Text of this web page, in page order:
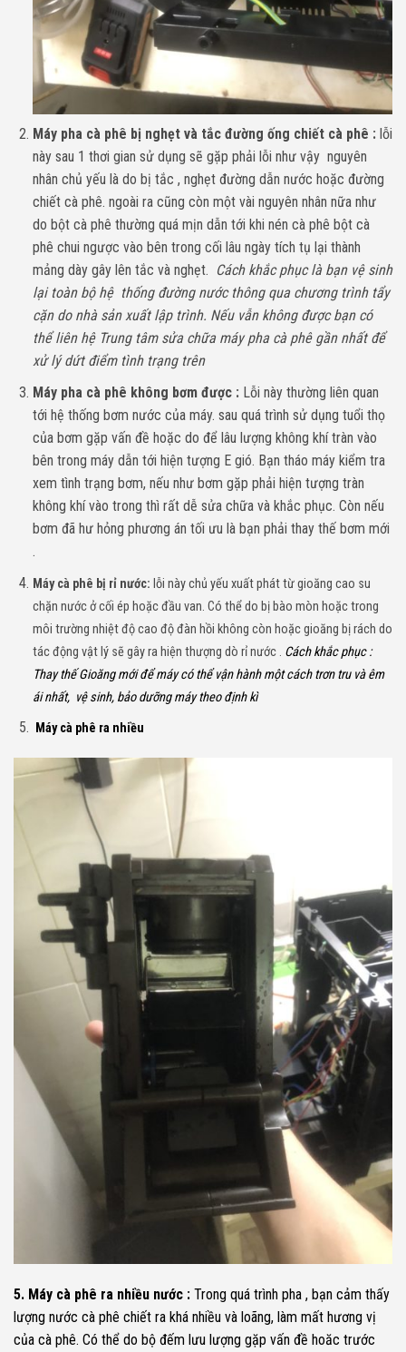
Máy pha cà phê bị nghẹt và tắc đường ống chiết cà phê : lỗi
này sau 1 thơi gian sử dụng sẽ gặp phải lỗi như vậy nguyên
nhân chủ yếu là do bị tắc , nghẹt đường dẫn nước hoặc đường
chiết cà phê. ngoài ra cũng còn một vài nguyên nhân nữa như
do bột cà phê thường quá mịn dẫn tới khi nén cà phê bột cà
phê chui ngược vào bên trong cối lâu ngày tích tụ lại thành
mảng dày gây lên tắc và nghẹt. Cách khắc phục là bạn vệ sinh
lại toàn bộ hệ thống đường nước thông qua chương trình tẩy
cặn do nhà sản xuất lập trình. Nếu vẫn không được bạn có
thể liên hệ Trung tâm sửa chữa máy pha cà phê gần nhất để
xử lý dứt điểm tình trạng trên
Máy pha cà phê không bơm được :Lỗi này thường liên quan
tới hệ thống bơm nước của máy. sau quá trình sử dụng tuổi thọ
của bơm gặp vấn đề hoặc do để lâu lượng không khí tràn vào
bên trong máy dẫn tới hiện tượng E gió. Bạn tháo máy kiểm tra
xem tình trạng bơm, nếu như bơm gặp phải hiện tượng tràn
không khí vào trong thì rất dễ sửa chữa và khắc phục. Còn nếu
bơm đã hư hỏng phương án tối ưu là bạn phải thay thế bơm mới
.
Máy cà phê bị rỉ nước: lỗi này chủ yếu xuất phát từ gioăng cao su
chặn nước ở cối ép hoặc đầu van. Có thể do bị bào mòn hoặc trong
môi trường nhiệt độ cao độ đàn hồi không còn hoặc gioăng bị rách do
tác động vật lý sẽ gây ra hiện thượng dò rỉ nước . Cách khắc phục :
Thay thế Gioăng mới để máy có thể vận hành một cách trơn tru và êm
ái nhất, vệ sinh, bảo dưỡng máy theo định kì
Máy cà phê ra nhiều
5. Máy cà phê ra nhiều nước : Trong quá trình pha , bạn cảm thấy
lượng nước cà phê chiết ra khá nhiều và loãng, làm mất hương vị
của cà phê. Có thể do bộ đếm lưu lượng gặp vấn đề hoăc trước